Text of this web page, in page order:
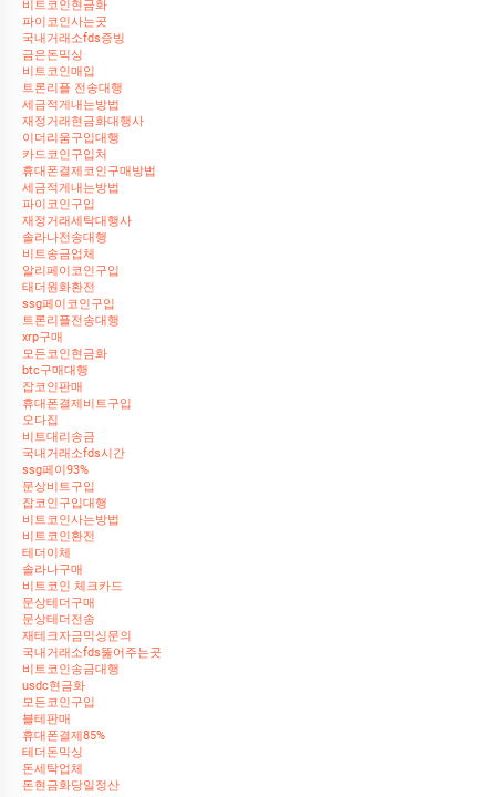
비트코인현금화
파이코인사는곳
국내거래소fds증빙
금은돈믹싱
비트코인매입
트론리플 전송대행
세금적게내는방법
재정거래현금화대행사
이더리움구입대행
카드코인구입처
휴대폰결제코인구매방법
세금적게내는방법
파이코인구입
재정거래세탁대행사
솔라나전송대행
비트송금업체
알리페이코인구입
태더원화환전
ssg페이코인구입
트론리플전송대행
xrp구매
모든코인현금화
btc구매대행
잡코인판매
휴대폰결제비트구입
오다집
비트대리송금
국내거래소fds시간
ssg페이93%
문상비트구입
잡코인구입대행
비트코인사는방법
비트코인환전
테더이체
솔라나구매
비트코인 체크카드
문상테더구매
문상테더전송
재테크자금믹싱문의
국내거래소fds뚫어주는곳
비트코인송금대행
usdc현금화
모든코인구입
블테판매
휴대폰결제85%
테더돈믹싱
돈세탁업체
돈현금화당일정산